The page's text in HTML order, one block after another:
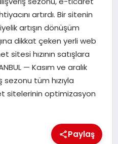
artırdı. Bir sitenin
artışın dönüşüm
dikkat çeken yerli web
sitesi hızının satışlara
— Kasım ve aralık
sezonu tüm hızıyla
sitelerinin optimizasyon
Paylaş